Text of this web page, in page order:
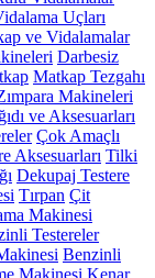
Uçları
ve Vidalamalar
Darbesiz
Matkap Tezgahı
Makineleri
ve Aksesuarları
Çok Amaçlı
Aksesuarları Tilki
Dekupaj Testere
Tırpan Çit
Makinesi
Testereler
Benzinli
Makinesi Kenar